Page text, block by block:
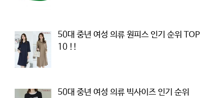
50대 중년 여성 의류 원피스 인기 순위 TOP
10 !!
50대 중년 여성 의류 빅사이즈 인기 순위